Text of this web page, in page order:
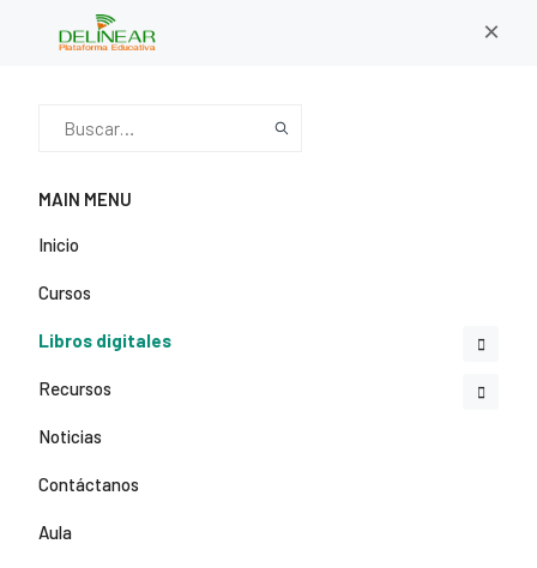
×
MAIN MENU
Inicio
Cursos
Libros digitales
Recursos
Noticias
Contáctanos
Aula